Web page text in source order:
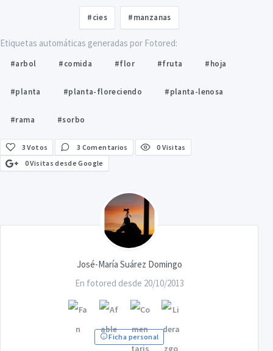
#cies #manzanas
Etiquetas automáticas generadas por Fotored:
#arbol #comida #flor #fruta #hoja
#planta #planta-floreciendo #planta-lenosa
#rama #sorbo
3 Votos 3 Comentarios
0 Visitas
0 Visitas desde Google
José-María Suárez Domingo
En fotored desde 20/10/2013
Ficha personal